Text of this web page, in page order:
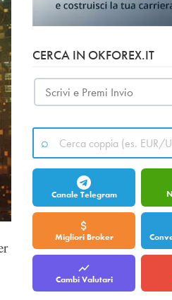
CERCA IN OKFOREX.IT
Canale Telegram
Migliori Broker
Cambi Valutari